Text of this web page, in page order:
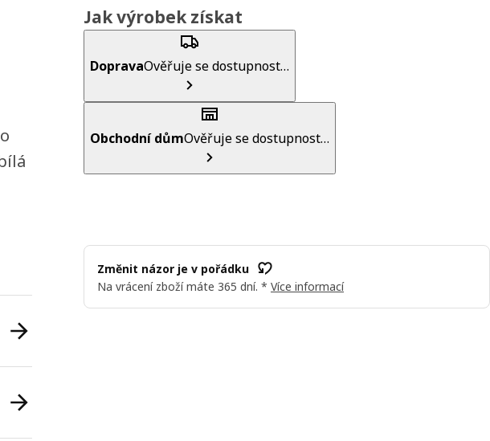
Jak výrobek získat
DopravaOvěřuje se dostupnost…
Obchodní důmOvěřuje se dostupnost…
Změnit názor je v pořádku
Na vrácení zboží máte 365 dní. * Více informací